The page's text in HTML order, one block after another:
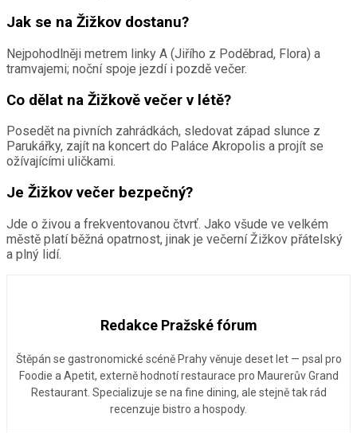
Jak se na Žižkov dostanu?
Nejpohodlněji metrem linky A (Jiřího z Poděbrad, Flora) a
tramvajemi; noční spoje jezdí i pozdě večer.
Co dělat na Žižkově večer v létě?
Posedět na pivních zahrádkách, sledovat západ slunce z
Parukářky, zajít na koncert do Paláce Akropolis a projít se
ožívajícími uličkami.
Je Žižkov večer bezpečný?
Jde o živou a frekventovanou čtvrť. Jako všude ve velkém
městě platí běžná opatrnost, jinak je večerní Žižkov přátelský
a plný lidí.
Redakce Pražské fórum
Štěpán se gastronomické scéně Prahy věnuje deset let — psal pro
Foodie a Apetit, externě hodnotí restaurace pro Maurerův Grand
Restaurant. Specializuje se na fine dining, ale stejně tak rád
recenzuje bistro a hospody.